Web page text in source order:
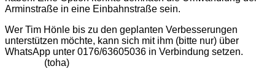
Arminstraße in eine Einbahnstraße sein.
Wer Tim Hönle bis zu den geplanten Verbesserungen
unterstützen möchte, kann sich mit ihm (bitte nur) über
WhatsApp unter 0176/63605036 in Verbindung setzen.
(toha)